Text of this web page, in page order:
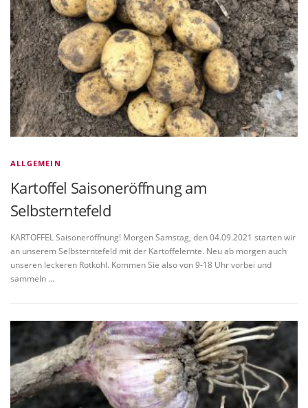
ALLGEMEIN
Kartoffel Saisoneröffnung am
Selbsterntefeld
KARTOFFEL Saisoneröffnung! Morgen Samstag, den 04.09.2021 starten wir
an unserem Selbsterntefeld mit der Kartoffelernte. Neu ab morgen auch
unseren leckeren Rotkohl. Kommen Sie also von 9-18 Uhr vorbei und
sammeln …